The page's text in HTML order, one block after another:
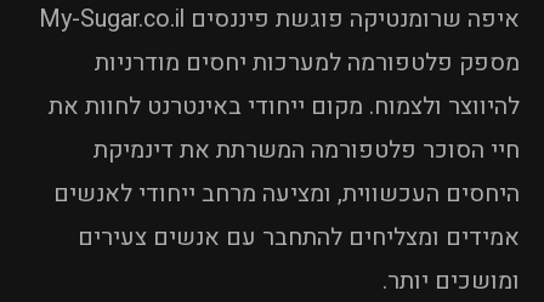
איפה שרומנטיקה פוגשת פיננסים My-Sugar.co.il
מספק פלטפורמה למערכות יחסים מודרניות
להיווצר ולצמוח. מקום ייחודי באינטרנט לחוות את
חיי הסוכר פלטפורמה המשרתת את דינמיקת
היחסים העכשווית, ומציעה מרחב ייחודי לאנשים
אמידים ומצליחים להתחבר עם אנשים צעירים
ומושכים יותר.